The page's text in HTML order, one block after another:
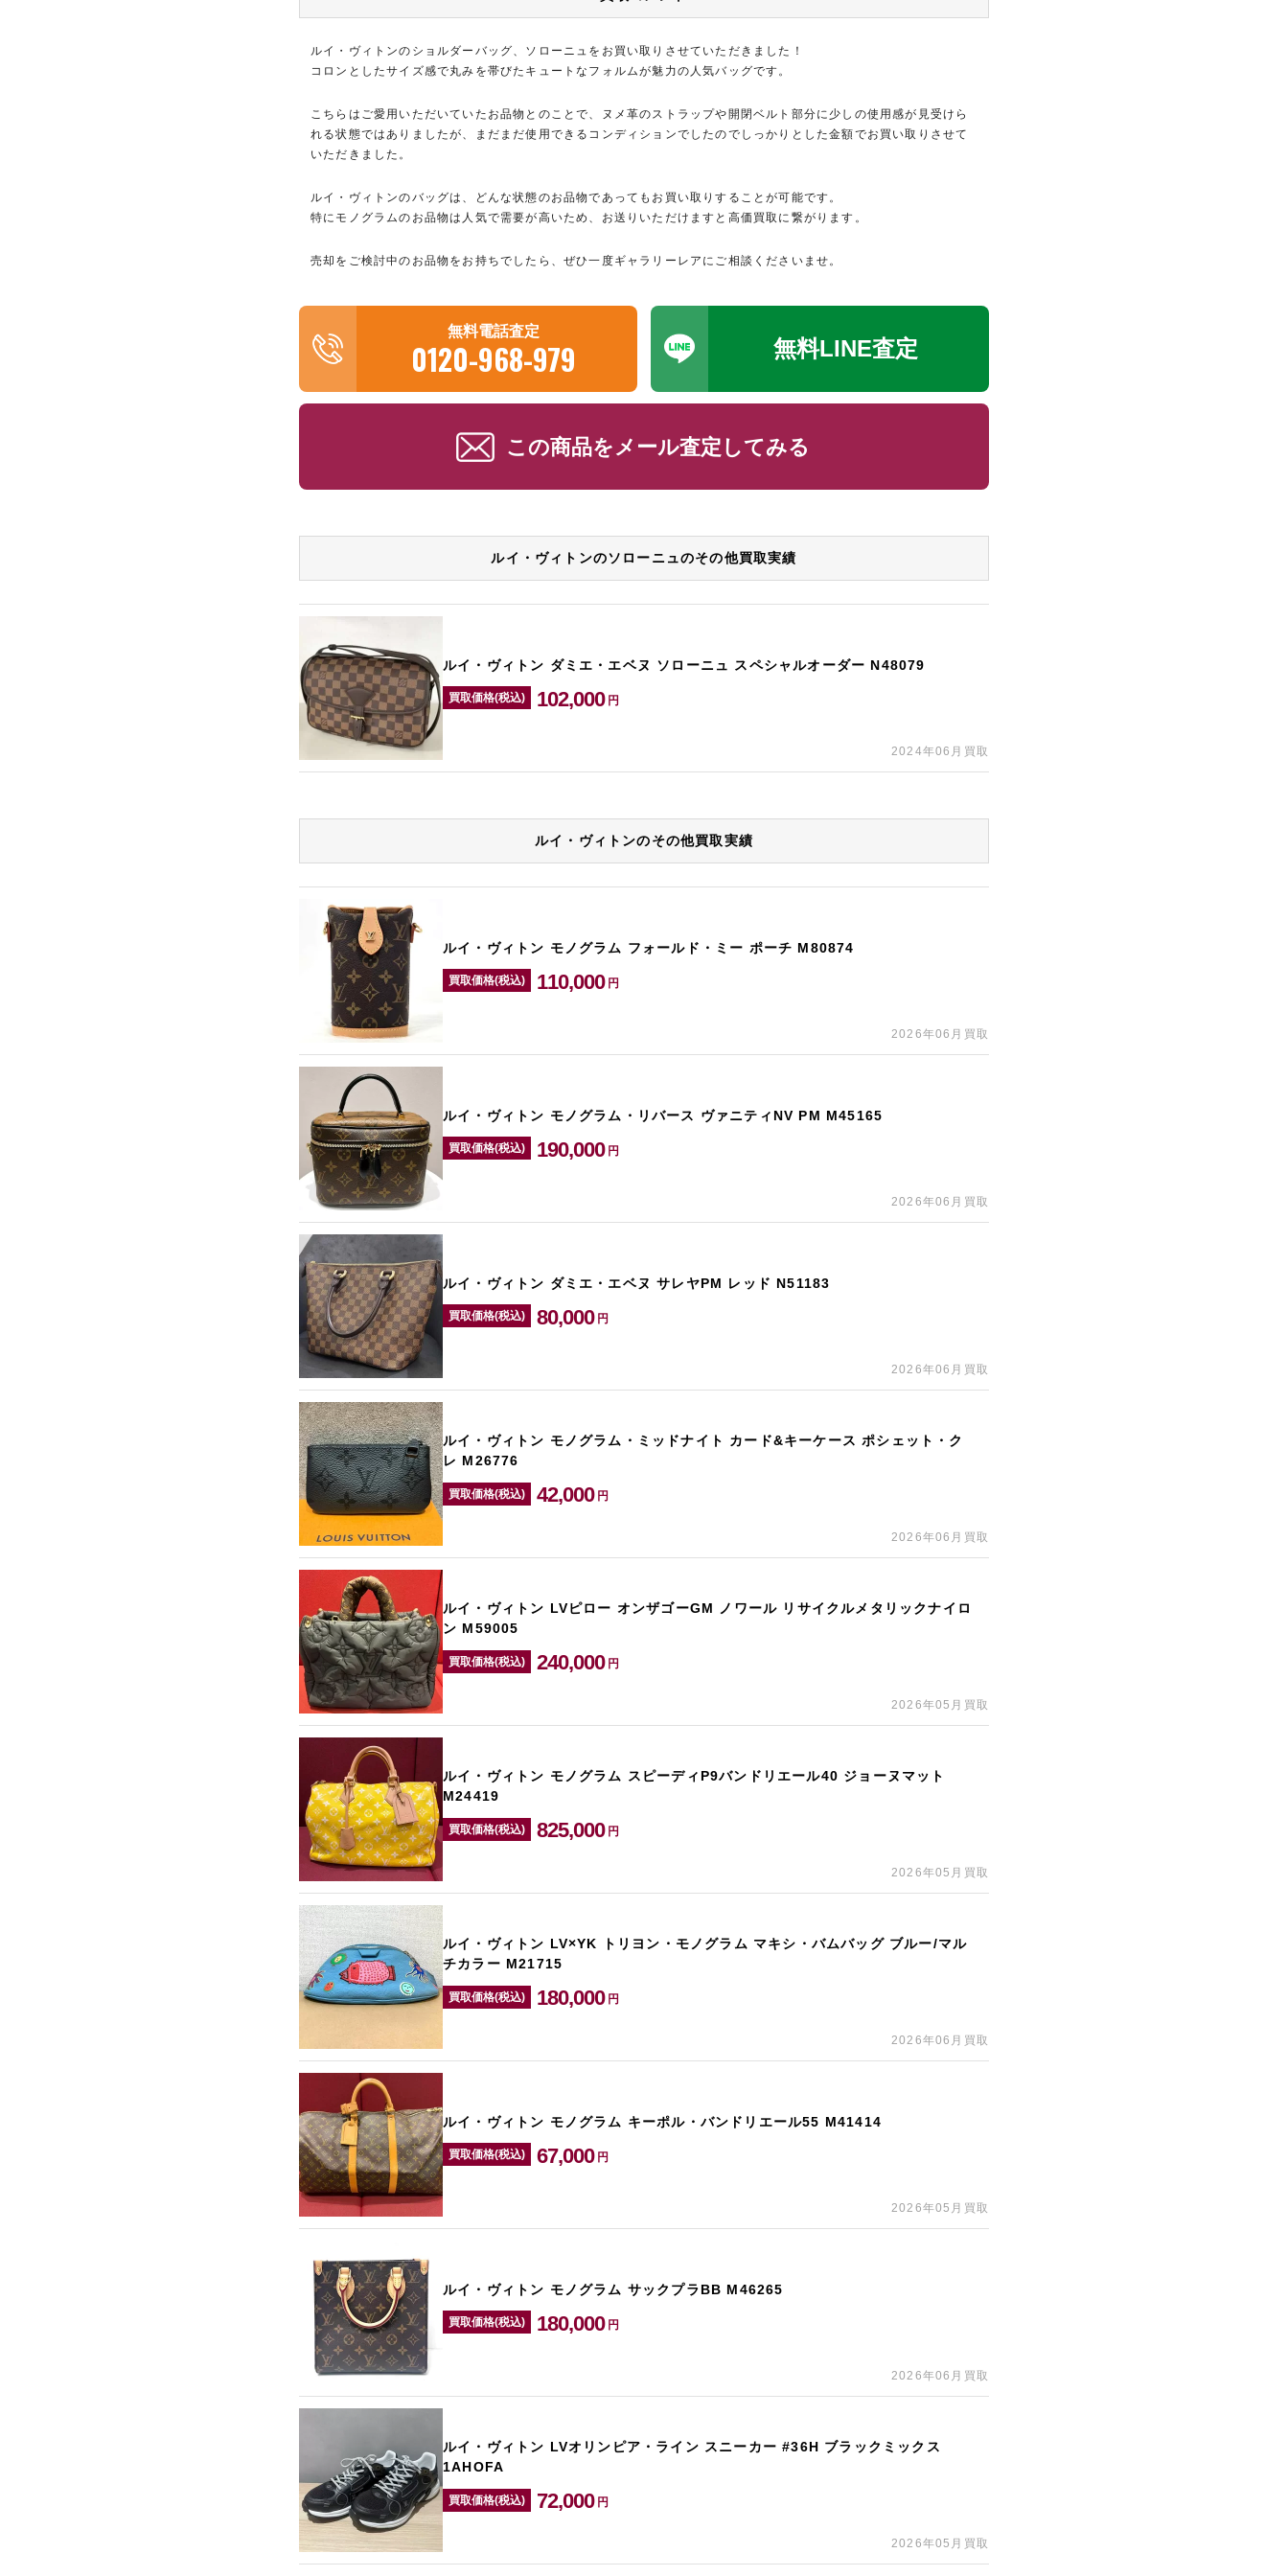
ルイ・ヴィトンのショルダーバッグ、ソローニュをお買い取りさせていただきました！
コロンとしたサイズ感で丸みを帯びたキュートなフォルムが魅力の人気バッグです。
こちらはご愛用いただいていたお品物とのことで、ヌメ革のストラップや開閉ベルト部分に少しの使用感が見受けら
れる状態ではありましたが、まだまだ使用できるコンディションでしたのでしっかりとした金額でお買い取りさせて
いただきました。
ルイ・ヴィトンのバッグは、どんな状態のお品物であってもお買い取りすることが可能です。
特にモノグラムのお品物は人気で需要が高いため、お送りいただけますと高価買取に繋がります。
売却をご検討中のお品物をお持ちでしたら、ぜひ一度ギャラリーレアにご相談くださいませ。
無料電話査定
0120-968-979 無料LINE査定
この商品をメール査定してみる
ルイ・ヴィトンのソローニュのその他買取実績
ルイ・ヴィトン ダミエ・エベヌ ソローニュ スペシャルオーダー N48079
買取価格(税込) 102,000 円
2024年06月買取
ルイ・ヴィトンのその他買取実績
ルイ・ヴィトン モノグラム フォールド・ミー ポーチ M80874
買取価格(税込) 110,000 円
2026年06月買取
ルイ・ヴィトン モノグラム・リバース ヴァニティNV PM M45165
買取価格(税込) 190,000 円
2026年06月買取
ルイ・ヴィトン ダミエ・エベヌ サレヤPM レッド N51183
買取価格(税込) 80,000 円
2026年06月買取
ルイ・ヴィトン モノグラム・ミッドナイト カード&キーケース ポシェット・ク
レ M26776
買取価格(税込) 42,000 円
2026年06月買取
ルイ・ヴィトン LVピロー オンザゴーGM ノワール リサイクルメタリックナイロ
ン M59005
買取価格(税込) 240,000 円
2026年05月買取
ルイ・ヴィトン モノグラム スピーディP9バンドリエール40 ジョーヌマット
M24419
買取価格(税込) 825,000 円
2026年05月買取
ルイ・ヴィトン LV×YK トリヨン・モノグラム マキシ・バムバッグ ブルー/マル
チカラー M21715
買取価格(税込) 180,000 円
2026年06月買取
ルイ・ヴィトン モノグラム キーポル・バンドリエール55 M41414
買取価格(税込) 67,000 円
2026年05月買取
ルイ・ヴィトン モノグラム サックプラBB M46265
買取価格(税込) 180,000 円
2026年06月買取
ルイ・ヴィトン LVオリンピア・ライン スニーカー #36H ブラックミックス
1AHOFA
買取価格(税込) 72,000 円
2026年05月買取